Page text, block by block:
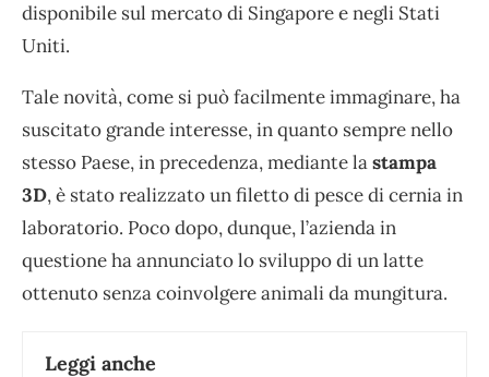
disponibile sul mercato di Singapore e negli Stati
Uniti.
Tale novità, come si può facilmente immaginare, ha
suscitato grande interesse, in quanto sempre nello
stesso Paese, in precedenza, mediante lastampa
3D, è stato realizzato un filetto di pesce di cernia in
laboratorio. Poco dopo, dunque, l’azienda in
questione ha annunciato lo sviluppo di un latte
ottenuto senza coinvolgere animali da mungitura.
Leggi anche